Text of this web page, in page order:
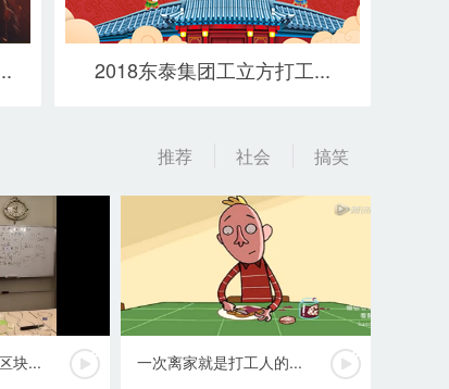
2018东泰集团工立方打工...
推荐 社会 搞笑
块... 一次离家就是打工人的...